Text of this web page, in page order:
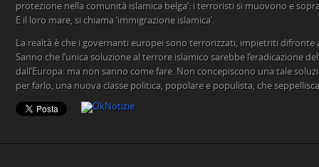
protezione nella comunità islamica belga’: i terroristi si muovono e
E il loro mare, si chiama ‘immigrazione islamica’.
La realtà è che i governanti europei sono terrorizzati, impietriti difronte
Sanno che l’unica soluzione al terrore islamico sarebbe l’eradicazione
dall’Europa: ma non sanno come fare. Non concepiscono una tale
per farlo, una nuova classe politica, popolare e populista, che